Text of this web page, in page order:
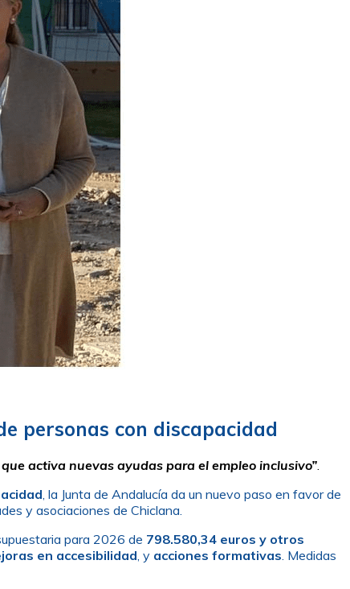
personas con discapacidad
activa nuevas ayudas para el empleo inclusivo”
, la Junta de Andalucía da un nuevo paso en favor de
y asociaciones de Chiclana.
para 2026 de 798.580,34 euros y otros
en accesibilidad , y acciones formativas . Medidas